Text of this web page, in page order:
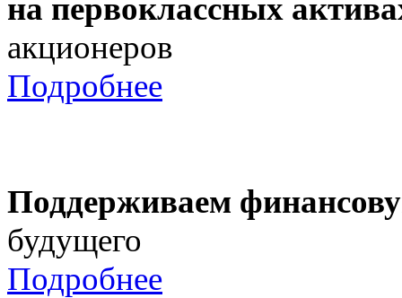
на первоклассных
акционеров
Подробнее
Поддерживаем
будущего
Подробнее